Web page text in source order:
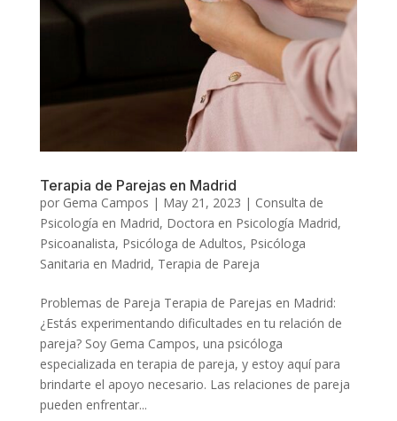
Terapia de Parejas en Madrid
por Gema Campos | May 21, 2023 | Consulta de
Psicología en Madrid, Doctora en Psicología Madrid,
Psicoanalista, Psicóloga de Adultos, Psicóloga
Sanitaria en Madrid, Terapia de Pareja
Problemas de Pareja Terapia de Parejas en Madrid:
¿Estás experimentando dificultades en tu relación de
pareja? Soy Gema Campos, una psicóloga
especializada en terapia de pareja, y estoy aquí para
brindarte el apoyo necesario. Las relaciones de pareja
pueden enfrentar...